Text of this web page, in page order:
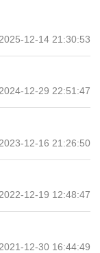
2025-12-14 21:30:53
12-29 22:51:47
2023-12-16 21:26:50
2022-12-19 12:48:47
2021-12-30 16:44:49